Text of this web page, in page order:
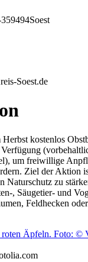
59494Soest
Soest.de
kostenlos
um freiwillige
Ziel der Aktion
Naturschutz zu
, Säugetier- und
Feldhecken